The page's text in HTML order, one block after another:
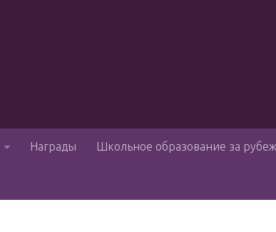
Награды Школьное образование за